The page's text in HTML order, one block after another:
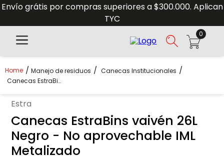
Envío grátis por compras superiores a $300.000. Aplican
TYC
0
Manejo de residuos
Canecas Institucionales
Canecas EstraBins Vaivén 26L Negro - No Aprovechable IML Metalizado
estra
Canecas EstraBins vaivén 26L
Negro - No aprovechable IML
Metalizado